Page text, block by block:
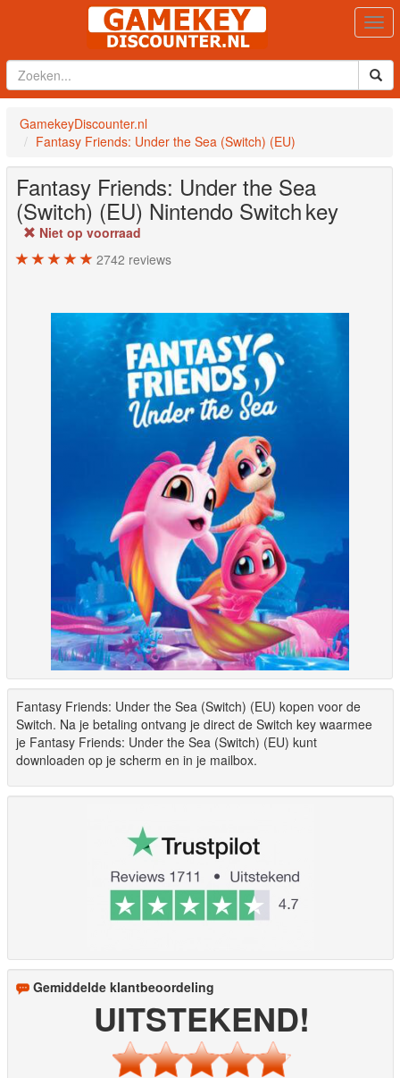
GamekeyDiscounter.nl
Fantasy Friends: Under the Sea (Switch) (EU)
Fantasy Friends: Under the Sea
(Switch) (EU) Nintendo Switchkey
Niet op voorraad
2742 reviews
Fantasy Friends: Under the Sea (Switch) (EU) kopen voor de
Switch. Na je betaling ontvang je direct de Switch key waarmee
je Fantasy Friends: Under the Sea (Switch) (EU) kunt
downloaden op je scherm en in je mailbox.
Gemiddelde klantbeoordeling
UITSTEKEND!